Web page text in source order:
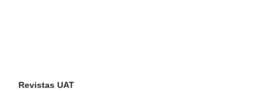
Revistas UAT